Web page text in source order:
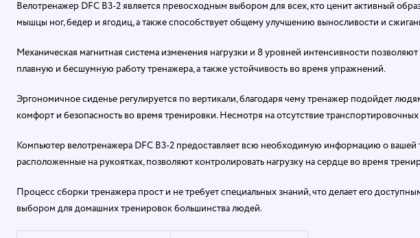
Велотренажер DFC B3-2 является превосходным выбором для всех, кто ценит активный
мышцы ног, бедер и ягодиц, а также способствует общему улучшению выносливости и
Механическая магнитная система изменения нагрузки и 8 уровней интенсивности
плавную и бесшумную работу тренажера, а также устойчивость во время упражнений.
Эргономичное сиденье регулируется по вертикали, благодаря чему тренажер подойдет
комфорт и безопасность во время тренировки. Несмотря на отсутствие
Компьютер велотренажера DFC B3-2 предоставляет всю необходимую информацию о вашей
расположенные на рукоятках, позволяют контролировать нагрузку на сердце во время
Процесс сборки тренажера прост и не требует специальных знаний, что делает его
выбором для домашних тренировок большинства людей.